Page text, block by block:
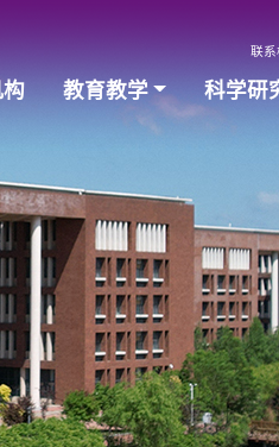
联
教育教学 科学研